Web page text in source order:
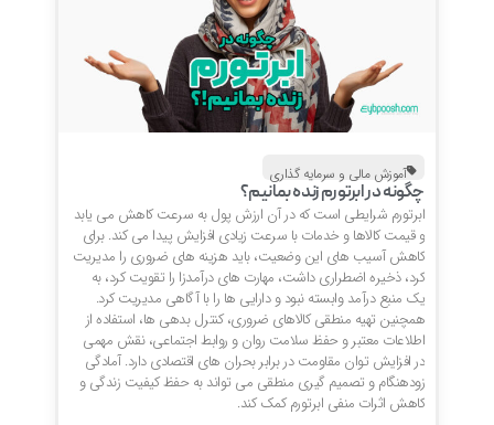
آموزش مالی و سرمایه گذاری
چگونه در ابرتورم زنده بمانیم؟
ابرتورم شرایطی است که در آن ارزش پول به سرعت کاهش می یابد
و قیمت کالاها و خدمات با سرعت زیادی افزایش پیدا می کند. برای
کاهش آسیب های این وضعیت، باید هزینه های ضروری را مدیریت
کرد، ذخیره اضطراری داشت، مهارت های درآمدزا را تقویت کرد، به
یک منبع درآمد وابسته نبود و دارایی ها را با آگاهی مدیریت کرد.
همچنین تهیه منطقی کالاهای ضروری، کنترل بدهی ها، استفاده از
اطلاعات معتبر و حفظ سلامت روان و روابط اجتماعی، نقش مهمی
در افزایش توان مقاومت در برابر بحران های اقتصادی دارد. آمادگی
زودهنگام و تصمیم گیری منطقی می تواند به حفظ کیفیت زندگی و
کاهش اثرات منفی ابرتورم کمک کند.